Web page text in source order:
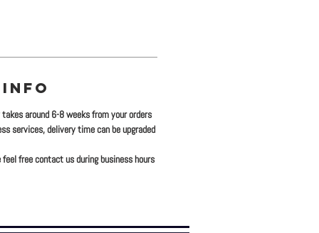
around 6-8 weeks from your orders
services, delivery time can be upgraded
free contact us during business hours